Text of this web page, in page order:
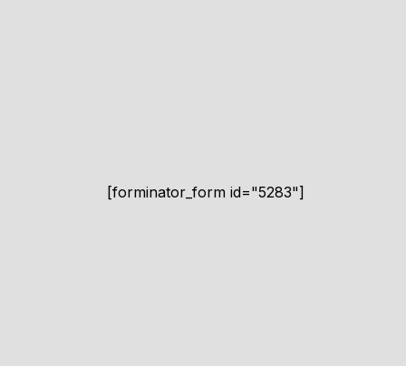
[forminator_form id="5283"]